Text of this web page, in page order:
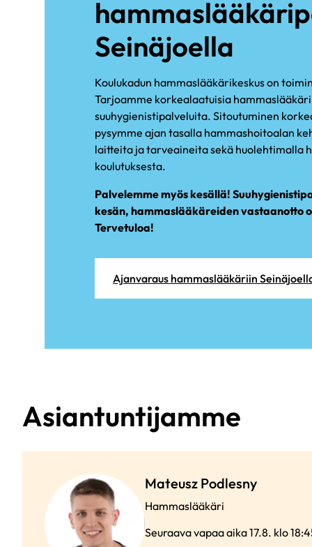
Seinäjoella
Koulukadun hammaslääkärikeskus on
Tarjoamme korkealaatuisia
suuhygienistipalveluita. Sitoutuminen
pysymme ajan tasalla hammashoitoalan
laitteita ja tarveaineita sekä huolehtimalla
koulutuksesta.
Palvelemme myös kesällä!
kesän, hammaslääkäreiden vastaanotto
Tervetuloa!
Ajanvaraus hammaslääkäriin
Asiantuntijamme
Mateusz Podlesny
Hammaslääkäri
Seuraava vapaa aika 17.8. klo